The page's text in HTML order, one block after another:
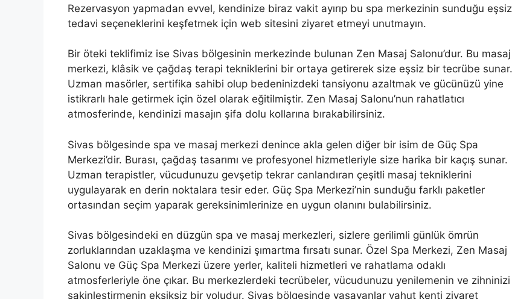
Rezervasyon yapmadan evvel, kendinize biraz vakit ayırıp bu spa merkezinin sunduğu eşsiz
tedavi seçeneklerini keşfetmek için web sitesini ziyaret etmeyi unutmayın.
Bir öteki teklifimiz ise Sivas bölgesinin merkezinde bulunan Zen Masaj Salonu’dur. Bu masaj
merkezi, klâsik ve çağdaş terapi tekniklerini bir ortaya getirerek size eşsiz bir tecrübe sunar.
Uzman masörler, sertifika sahibi olup bedeninizdeki tansiyonu azaltmak ve gücünüzü yine
istikrarlı hale getirmek için özel olarak eğitilmiştir. Zen Masaj Salonu’nun rahatlatıcı
atmosferinde, kendinizi masajın şifa dolu kollarına bırakabilirsiniz.
Sivas bölgesinde spa ve masaj merkezi denince akla gelen diğer bir isim de Güç Spa
Merkezi’dir. Burası, çağdaş tasarımı ve profesyonel hizmetleriyle size harika bir kaçış sunar.
Uzman terapistler, vücudunuzu gevşetip tekrar canlandıran çeşitli masaj tekniklerini
uygulayarak en derin noktalara tesir eder. Güç Spa Merkezi’nin sunduğu farklı paketler
ortasından seçim yaparak gereksinimlerinize en uygun olanını bulabilirsiniz.
Sivas bölgesindeki en düzgün spa ve masaj merkezleri, sizlere gerilimli günlük ömrün
zorluklarından uzaklaşma ve kendinizi şımartma fırsatı sunar. Özel Spa Merkezi, Zen Masaj
Salonu ve Güç Spa Merkezi üzere yerler, kaliteli hizmetleri ve rahatlama odaklı
atmosferleriyle öne çıkar. Bu merkezlerdeki tecrübeler, vücudunuzu yenilemenin ve zihninizi
sakinleştirmenin eksiksiz bir yoludur. Sivas bölgesinde yaşayanlar yahut kenti ziyaret